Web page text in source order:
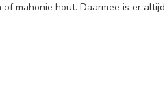
mahonie hout. Daarmee is er altijd